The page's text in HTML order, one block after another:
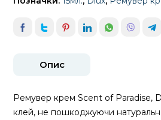
Опис
Ремувер крем Scent of Paradise,
клей, не пошкоджуючи натуральні